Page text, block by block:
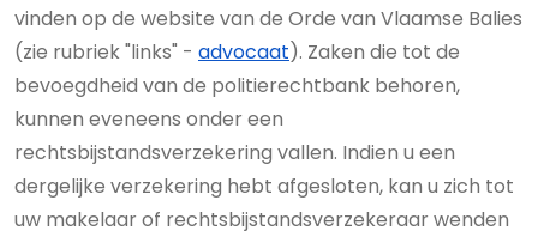
vinden op de website van de Orde van Vlaamse Balies
(zie rubriek "links" - advocaat). Zaken die tot de
bevoegdheid van de politierechtbank behoren,
kunnen eveneens onder een
rechtsbijstandsverzekering vallen. Indien u een
dergelijke verzekering hebt afgesloten, kan u zich tot
uw makelaar of rechtsbijstandsverzekeraar wenden